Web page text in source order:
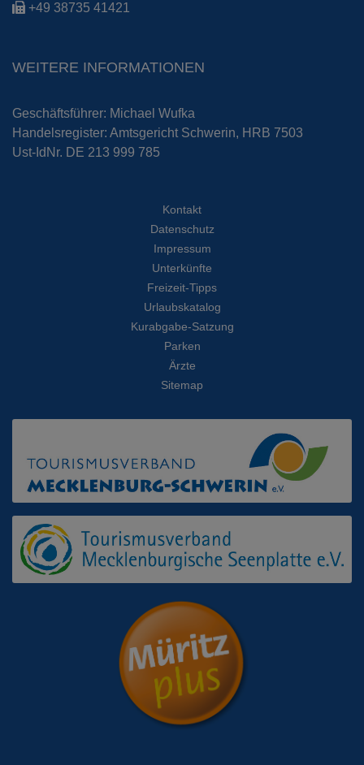
+49 38735 41421
WEITERE INFORMATIONEN
Geschäftsführer: Michael Wufka
Handelsregister: Amtsgericht Schwerin, HRB 7503
Ust-IdNr. DE 213 999 785
Kontakt
Datenschutz
Impressum
Unterkünfte
Freizeit-Tipps
Urlaubskatalog
Kurabgabe-Satzung
Parken
Ärzte
Sitemap